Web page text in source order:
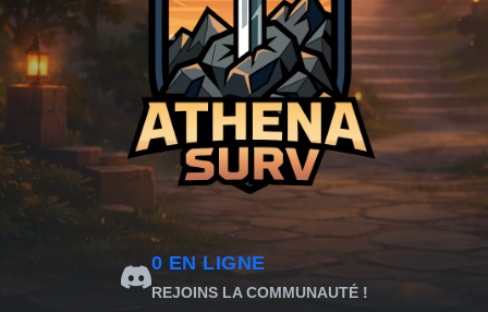
0 EN LIGNE
REJOINS LA COMMUNAUTÉ !